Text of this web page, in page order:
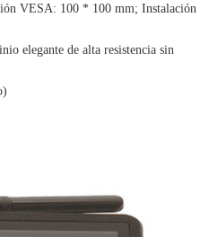
VESA: 100 * 100 mm; Instalación
elegante de alta resistencia sin